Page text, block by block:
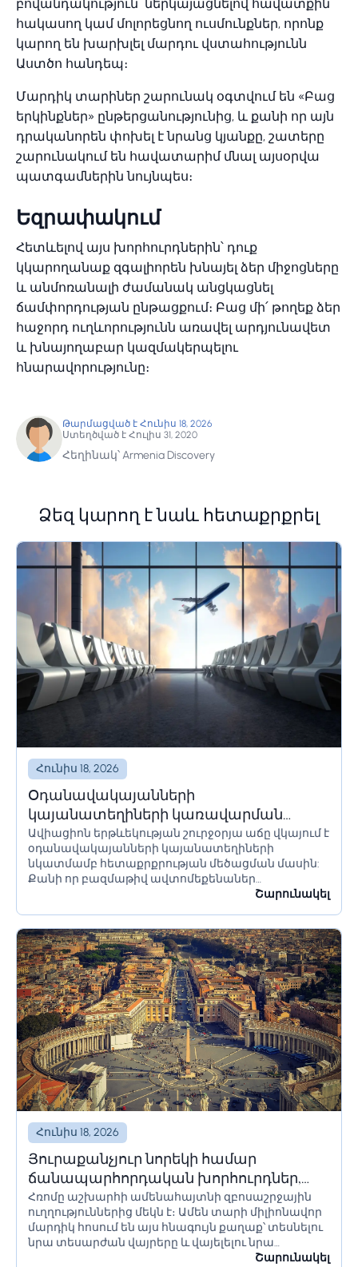
բովանդակություն՝ ներկայացնելով հավատքին
հակասող կամ մոլորեցնող ուսմունքներ, որոնք
կարող են խարխլել մարդու վստահությունն
Աստծո հանդեպ։
Մարդիկ տարիներ շարունակ օգտվում են «Բաց
երկինքներ» ընթերցանությունից, և քանի որ այն
դրականորեն փոխել է նրանց կյանքը, շատերը
շարունակում են հավատարիմ մնալ այսօրվա
պատգամներին նույնպես։
Եզրափակում
Հետևելով այս խորհուրդներին՝ դուք
կկարողանաք զգալիորեն խնայել ձեր միջոցները
և անմոռանալի ժամանակ անցկացնել
ճամփորդության ընթացքում։ Բաց մի՛ թողեք ձեր
հաջորդ ուղևորությունն առավել արդյունավետ
և խնայողաբար կազմակերպելու
հնարավորությունը։
Ստեղծված է Հուլիս 31, 2020
Թարմացված է Հունիս 18, 2026
Հեղինակ՝ Armenia Discovery
Ձեզ կարող է նաև հետաքրքրել
Հունիս 18, 2026
Օդանավակայանների
կայանատեղիների կառավարման
լուծումներ և համակարգեր
Ավիացիոն երթևեկության շուրջօրյա աճը վկայում է
օդանավակայանների կայանատեղիների
նկատմամբ հետաքրքրության մեծացման մասին:
Քանի որ բազմաթիվ ավտոմեքենաներ
օդանավակայանի տարածքում մնում են երկար
ճիշտ հաշվարկվեն՝ անցանկալի հետևանքներից
խուսափելու համար:...
Շարունակել
Հունիս 18, 2026
Յուրաքանչյուր նորեկի համար
ճանապարհորդական խորհուրդներ,
որոնք պետք է իմանա Հռոմ գնալուց
առաջ
Հռոմը աշխարհի ամենահայտնի զբոսաշրջային
ուղղություններից մեկն է։ Ամեն տարի միլիոնավոր
մարդիկ հոսում են այս հնագույն քաղաք՝ տեսնելու
նրա տեսարժան վայրերը և վայելելու նրա
մշակույթը։ Եթե մոտ ժամանակներս պլանավորում
Շարունակել